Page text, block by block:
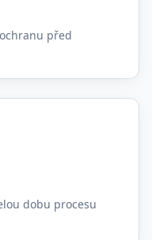
před
dobu procesu